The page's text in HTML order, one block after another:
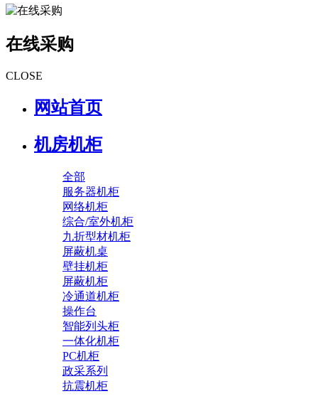
在线采购
CLOSE
网站首页
机房机柜
全部
服务器机柜
网络机柜
综合/室外机柜
九折型材机柜
屏蔽机桌
壁挂机柜
屏蔽机柜
冷通道机柜
操作台
智能列头柜
一体化机柜
PC机柜
政采系列
抗震机柜